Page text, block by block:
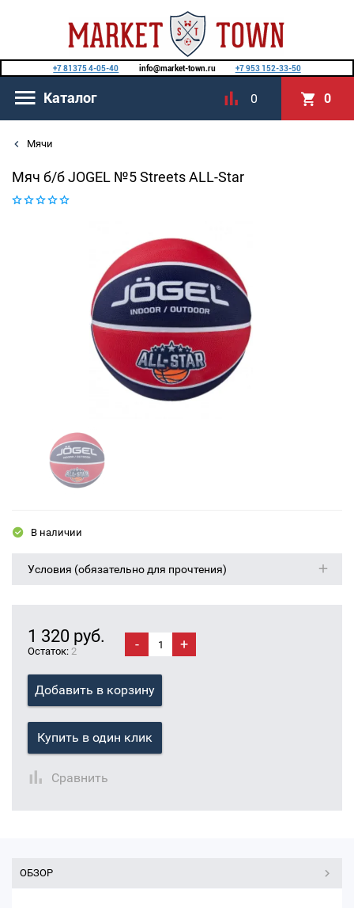
+7 81375 4-05-40 info@market-town.ru +7 953 152-33-50
Каталог 0 0
Мячи
Мяч б/б JOGEL №5 Streets ALL-Star
В наличии
Условия (обязательно для прочтения)
1 320 руб.
Остаток: 2 - +
Добавить в корзину
Купить в один клик
Сравнить
ОБЗОР